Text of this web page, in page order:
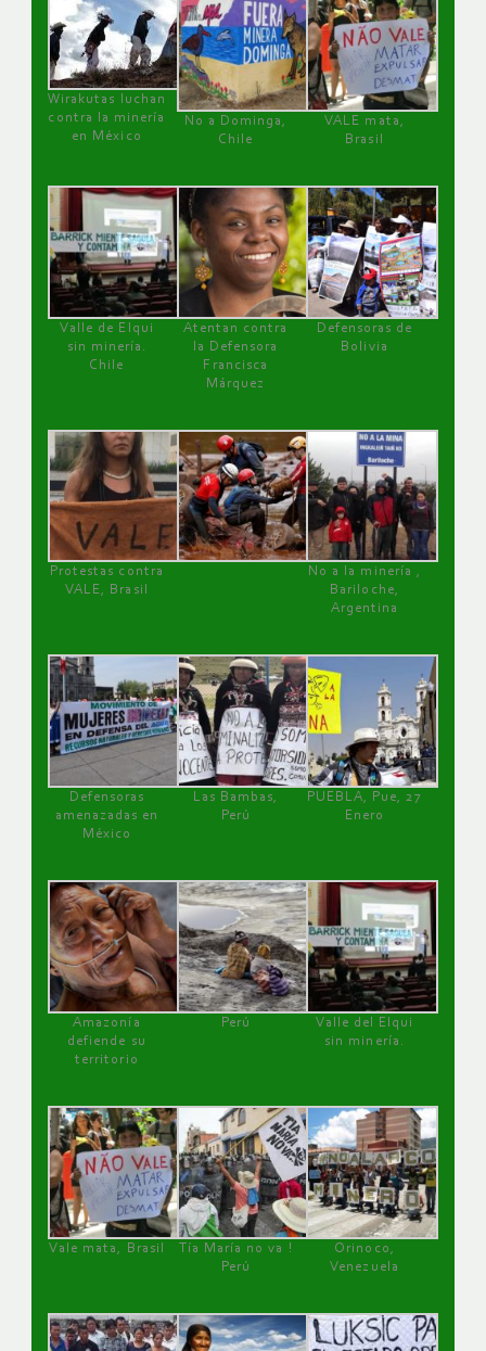
Wirakutas luchan
contra la minería
en México
No a Dominga,
Chile
VALE mata,
Brasil
Valle de Elqui
sin minería.
Chile
Atentan contra
la Defensora
Francisca
Márquez
Defensoras de
Bolivia
Protestas contra
VALE, Brasil
No a la minería ,
Bariloche,
Argentina
Defensoras
amenazadas en
México
Las Bambas,
Perú
PUEBLA, Pue, 27
Enero
Amazonía
defiende su
territorio
Perú
Valle del Elqui
sin minería.
Vale mata, Brasil
Tía María no va !
Perú
Orinoco,
Venezuela